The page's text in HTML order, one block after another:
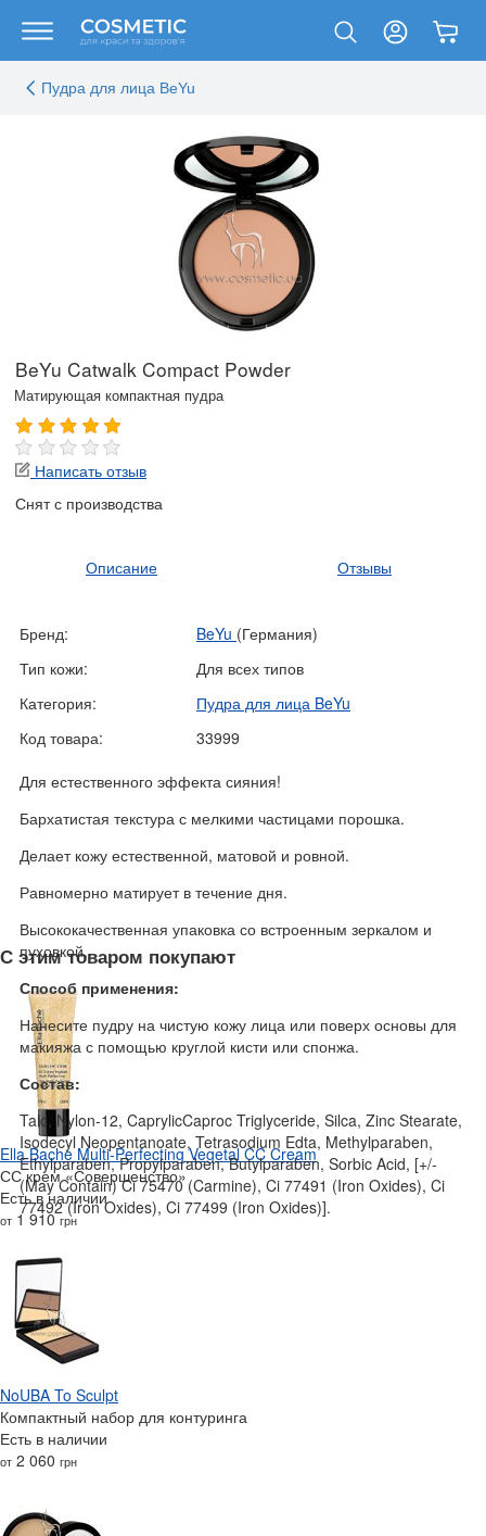
Пудра для лица BeYu
BeYu Catwalk Compact Powder
Матирующая компактная пудра
Написать отзыв
Снят с производства
Описание Отзывы
Бренд: BeYu (Германия)
Тип кожи:
Для всех типов
Категория:
Пудра для лица BeYu
Код товара:
33999
Для естественного эффекта сияния!
Бархатистая текстура с мелкими частицами порошка.
Делает кожу естественной, матовой и ровной.
Равномерно матирует в течение дня.
Высококачественная упаковка со встроенным зеркалом и
пуховкой.
Способ применения:
Нанесите пудру на чистую кожу лица или поверх основы для
макияжа с помощью круглой кисти или спонжа.
Состав:
Talc, Nylon-12, CaprylicCaproc Triglyceride, Silca, Zinc Stearate,
Isodecyl Neopentanoate, Tetrasodium Edta, Methylparaben,
Ethylparaben, Propylparaben, Butylparaben, Sorbic Acid, [+/-
(May Contain) Ci 75470 (Carmine), Ci 77491 (Iron Oxides), Ci
77492 (Iron Oxides), Ci 77499 (Iron Oxides)].
С этим товаром покупают
Ella Bache Multi-Perfecting Vegetal CC Cream
СС крем «Совершенство»
Есть в наличии
от 1 910грн
NoUBA To Sculpt
Компактный набор для контуринга
Есть в наличии
от 2 060 грн